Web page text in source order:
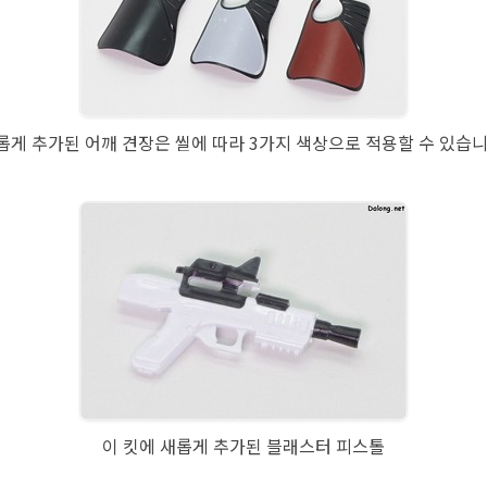
게 추가된 어깨 견장은 씰에 따라 3가지 색상으로 적용할 수 있습
이 킷에 새롭게 추가된 블래스터 피스톨